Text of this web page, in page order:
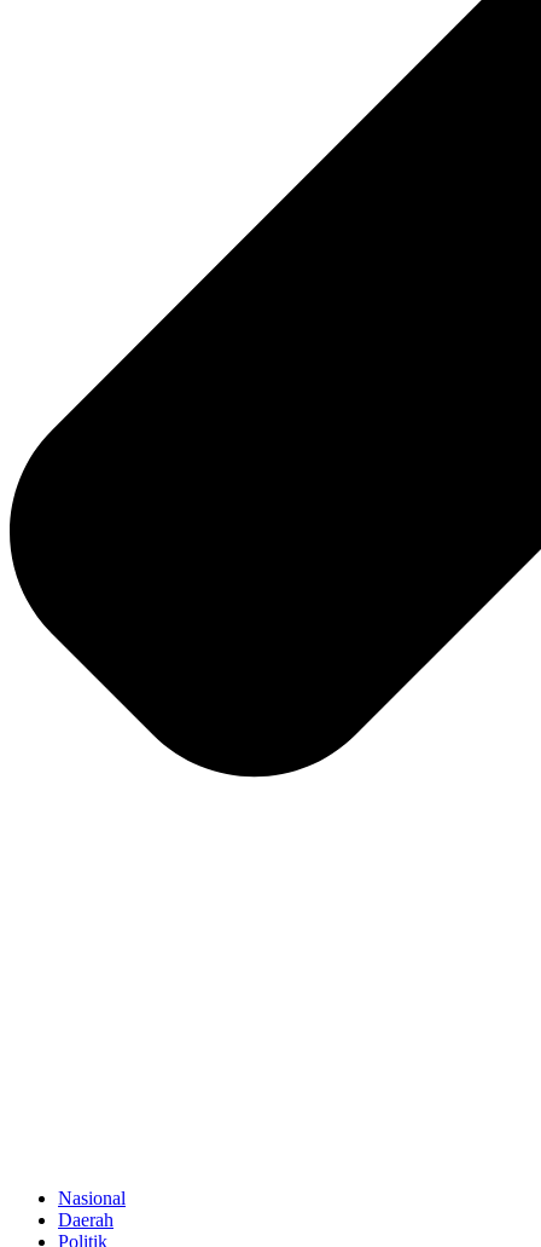
Nasional
Daerah
Politik